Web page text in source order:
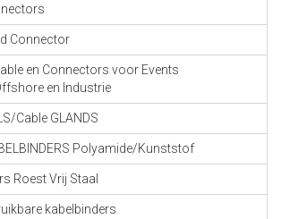
Connector
en Connectors voor Events
en Industrie
Cable GLANDS
Polyamide/Kunststof
Roest Vrij Staal
kabelbinders